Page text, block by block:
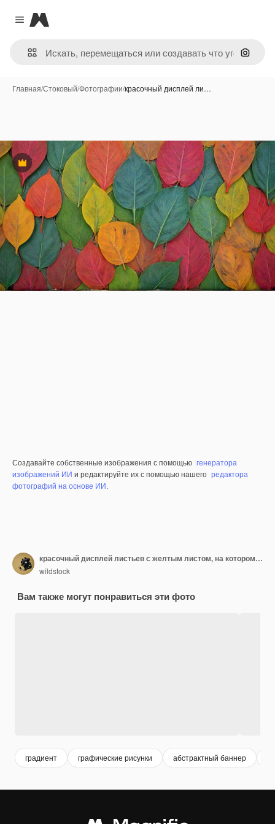
Close menu
Magnific
Поиск
Главная/Стоковый/Фотографии/красочный дисплей ли…
Премиум
Создавайте собственные изображения с помощью генератора
изображений ИИ и редактируйте их с помощью нашего редактора
фотографий на основе ИИ.
красочный дисплей листьев с желтым листом, на котором написано " нет "
wildstock
Вам также могут понравиться эти фото
градиент графические рисунки абстрактный баннер